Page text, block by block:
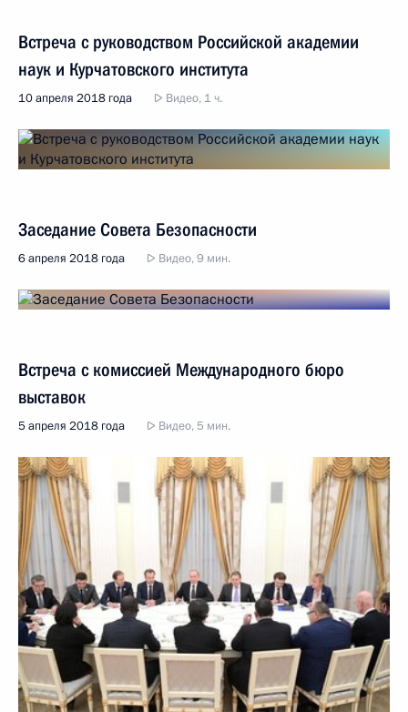
Встреча с руководством Российской академии
наук и Курчатовского института
10 апреля 2018 года Видео, 1 ч.
Заседание Совета Безопасности
6 апреля 2018 года Видео, 9 мин.
Встреча с комиссией Международного бюро
выставок
5 апреля 2018 года Видео, 5 мин.